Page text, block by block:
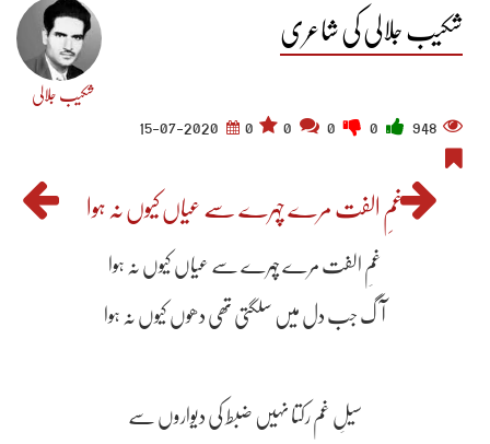
شکیب جلالی کی شاعری
شکیب جلالی
948
0
15-07-2020
غمِ الفت مرے چہرے سے عیاں کیوں نہ ہوا
غمِ الفت مرے چہرے سے عیاں کیوں نہ ہوا
آگ جب دل میں سلگتی تھی دھوں کیوں نہ ہوا
سیلِ غم رکتا نہیں ضبط کی دیواروں سے